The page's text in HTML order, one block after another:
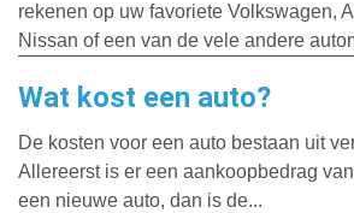
rekenen op uw favoriete Volkswagen,
Nissan of een van de vele andere
Wat kost een auto?
De kosten voor een auto bestaan uit
Allereerst is er een aankoopbedrag
een nieuwe auto, dan is de...